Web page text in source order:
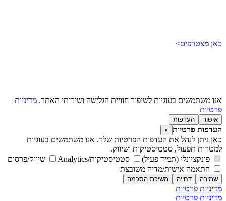
כאן מצטרפים>
אנו משתמשים בעוגיות לשיפור חוויית הגלישה ושירותי האתר. מדיניות
פרטיות
אישור העדפות
העדפות פרטיות ×
כאן ניתן לנהל את העדפות הפרטיות שלך. אנו משתמשים בעוגיות
למטרות תפעול, סטטיסטיקות ושיווק.
פונקציונלי (תמיד פעיל)
סטטיסטיקות/Analytics
שיווק/פרסום
התאמה אישית/מדיה משובצת
שמירה דחייה משיכת הסכמה
מדיניות פרטיות
מדיניות פרטיות